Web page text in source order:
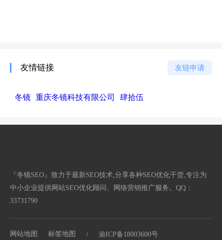
友情链接 友链申请
冬镜 重庆冬镜科技有限公司 肆拾伍
『冬镜SEO』致力于最新SEO技术,分享各种SEO优化干货,专注为
中小企业提供网站SEO优化顾问、网络营销推广服务。QQ：
33731790
网站地图 标签地图 / 渝ICP备18003600号